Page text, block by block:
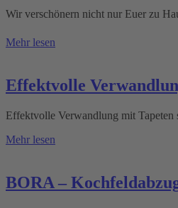
Wir verschönern nicht nur Euer zu
Mehr lesen
Effektvolle
Effektvolle Verwandlung mit Tapeten
Mehr lesen
BORA –